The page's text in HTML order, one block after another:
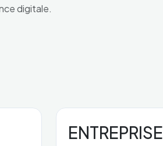
digitale.
ENTREPRISE